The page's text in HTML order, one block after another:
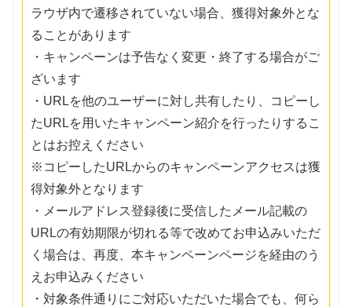
ラウザ内で遷移されていない場合、獲得対象外とな
ることがあります
・キャンペーンは予告なく変更・終了する場合がご
ざいます
・URLを他のユーザーに対し共有したり、コピーし
たURLを用いたキャンペーン紹介を行ったりするこ
とはお控えください
※コピーしたURLからのキャンペーンアクセスは獲
得対象外となります
・メールアドレス登録後に受信したメール記載の
URLの有効期限が切れる等で改めてお申込みいただ
く場合は、再度、本キャンペーンページを経由のう
えお申込みください
・対象条件通りにご対応いただいた場合でも、何ら